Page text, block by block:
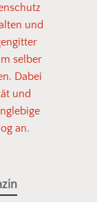
Ihnen
kann
und
selber
Dabei
und
an.